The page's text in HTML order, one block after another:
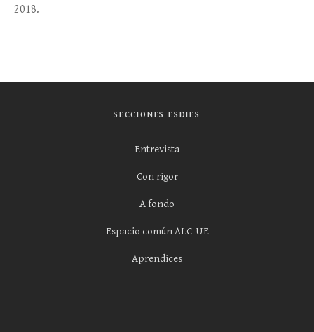
2018.
SECCIONES ESDIES
Entrevista
Con rigor
A fondo
Espacio común ALC-UE
Aprendices